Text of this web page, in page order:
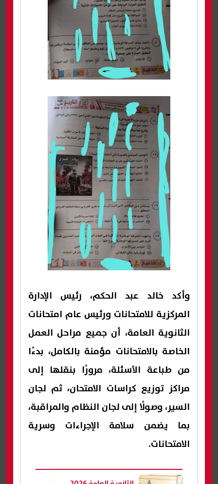
وأكد خالد عبد الحكم، رئيس الإدارة
المركزية للامتحانات ورئيس عام امتحانات
الثانوية العامة، أن جميع مراحل العمل
الخاصة بالامتحانات مؤمنة بالكامل، بدءًا
من طباعة الأسئلة، مرورًا بنقلها إلى
مراكز توزيع كراسات الامتحان، ثم لجان
السير، وصولًا إلى لجان النظام والمراقبة،
بما يضمن سلامة الإجراءات وسرية
الامتحانات.